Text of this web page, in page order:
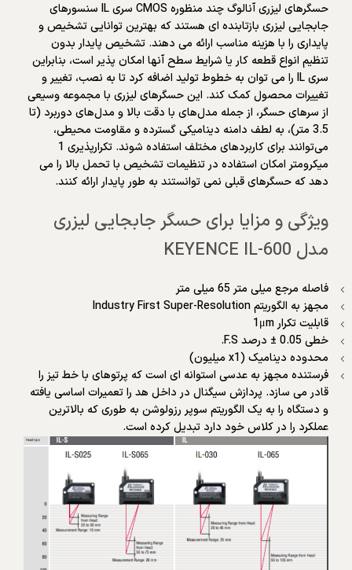
حسگرهای لیزری آنالوگ چند منظوره CMOS سری IL سنسورهای
جابجایی لیزری بازتابنده ای هستند که بهترین توانایی تشخیص و
پایداری را با هزینه مناسب ارائه می دهند. تشخیص پایدار بدون
تنظیم انواع قطعه کار یا شرایط سطح آنها امکان پذیر است، بنابراین
سری IL را می توان به خطوط تولید اضافه کرد تا به نصب، تغییر و
تغییرات محصول کمک کند. این حسگرهای لیزری با مجموعه وسیعی
از سرهای حسگر، از جمله مدل‌های با دقت بالا و مدل‌های دوربرد (تا
3.5 متر)، به لطف دامنه دینامیکی گسترده و مقاومت محیطی،
می‌توانند برای کاربردهای مختلف استفاده شوند. تکرارپذیری 1
میکرومتر امکان استفاده در تنظیمات تشخیص با تحمل بالا را می
دهد که حسگرهای قبلی نمی توانستند به طور پایدار ارائه کنند.
ویژگی و مزایا برای حسگر جابجایی لیزری
مدل KEYENCE IL-600
فاصله مرجع میلی متر 65 میلی متر
مجهز به الگوریتم Industry First Super-Resolution
قابلیت تکرار 1μm
خطی 0.05 ± درصد F.S.
محدوده دینامیک (x1 میلیون)
فرستنده مجهز به عدسی استوانه ای است که پرتوهای با خط تیز را
قادر می سازد. پردازش سیگنال در داخل هد را تعمیرات اساسی یافته
و دستگاه را به یک الگوریتم سوپر رزولوشن به طوری که بالاترین
عملکرد را در کلاس خود دارد تبدیل کرده است.